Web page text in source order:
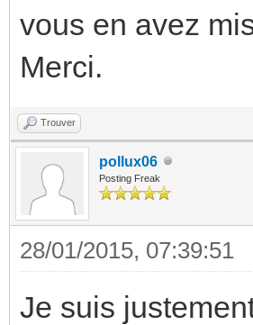
vous en avez
Merci.
Trouver
pollux06
Posting Freak
28/01/2015, 07:39:51
Je suis